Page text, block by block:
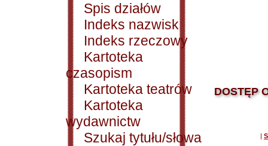
Spis działów
Indeks nazwisk
Indeks rzeczowy
Kartoteka
czasopism
Kartoteka teatrów
Kartoteka
wydawnictw
Szukaj tytułu/słowa
DOSTĘP
|